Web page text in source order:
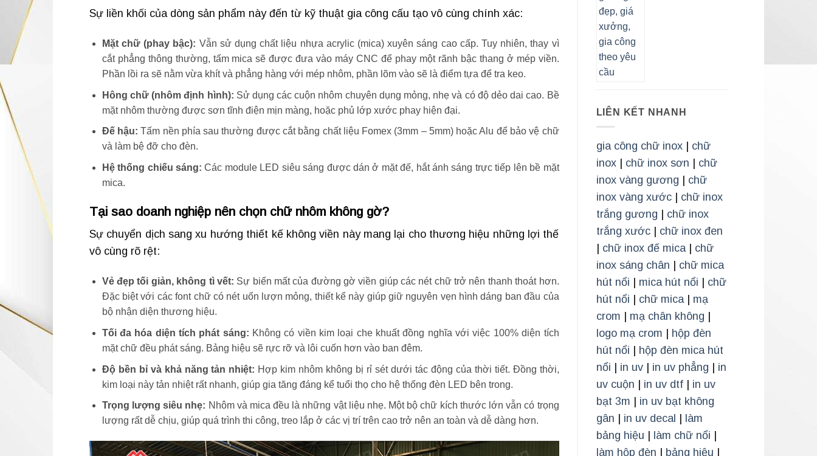
Sự liền khối của dòng sản phẩm này đến từ kỹ thuật gia công cấu tạo vô cùng chính xác:
Mặt chữ (phay bậc): Vẫn sử dụng chất liệu nhựa acrylic (mica) xuyên sáng cao cấp. Tuy nhiên, thay vì
cắt phẳng thông thường, tấm mica sẽ được đưa vào máy CNC để phay một rãnh bậc thang ở mép viền.
Phần lồi ra sẽ nằm vừa khít và phẳng hàng với mép nhôm, phần lõm vào sẽ là điểm tựa để tra keo.
Hông chữ (nhôm định hình): Sử dụng các cuộn nhôm chuyên dụng mỏng, nhẹ và có độ dẻo dai cao. Bề
mặt nhôm thường được sơn tĩnh điện mịn màng, hoặc phủ lớp xước phay hiện đại.
Đế hậu: Tấm nền phía sau thường được cắt bằng chất liệu Fomex (3mm – 5mm) hoặc Alu để bảo vệ chữ
và làm bệ đỡ cho đèn.
Hệ thống chiếu sáng: Các module LED siêu sáng được dán ở mặt đế, hắt ánh sáng trực tiếp lên bề mặt
mica.
Tại sao doanh nghiệp nên chọn chữ nhôm không gờ?
Sự chuyển dịch sang xu hướng thiết kế không viền này mang lại cho thương hiệu những lợi thế
vô cùng rõ rệt:
Vẻ đẹp tối giản, không tì vết: Sự biến mất của đường gờ viền giúp các nét chữ trở nên thanh thoát hơn.
Đặc biệt với các font chữ có nét uốn lượn mỏng, thiết kế này giúp giữ nguyên vẹn hình dáng ban đầu của
bộ nhận diện thương hiệu.
Tối đa hóa diện tích phát sáng: Không có viền kim loại che khuất đồng nghĩa với việc 100% diện tích
mặt chữ đều phát sáng. Bảng hiệu sẽ rực rỡ và lôi cuốn hơn vào ban đêm.
Độ bền bỉ và khả năng tản nhiệt: Hợp kim nhôm không bị rỉ sét dưới tác động của thời tiết. Đồng thời,
kim loại này tản nhiệt rất nhanh, giúp gia tăng đáng kể tuổi thọ cho hệ thống đèn LED bên trong.
Trọng lượng siêu nhẹ: Nhôm và mica đều là những vật liệu nhẹ. Một bộ chữ kích thước lớn vẫn có trọng
lượng rất dễ chịu, giúp quá trình thi công, treo lắp ở các vị trí trên cao trở nên an toàn và dễ dàng hơn.
LIÊN KẾT NHANH
gia công chữ inox| chữ
inox| chữ inox sơn
chữ
inox vàng gương
chữ
inox vàng xước| chữ inox
trắng gương
chữ inox
trắng xước| chữ inox đen
chữ inox đế mica| chữ
inox sáng chân
chữ mica
hút nổi
mica hút nổi
chữ
hút nổi
chữ mica| mạ
crom
mạ chân không
logo mạ crom
hộp đèn
hút nổi
hộp đèn mica hút
nổi
in uv| in uv phẳng
in
uv cuộn
in uv dtf| in uv
bạt 3m
in uv bạt không
gân
in uv decal
làm
bảng hiệu
làm chữ nổi
làm hộp đèn
bảng hiệu